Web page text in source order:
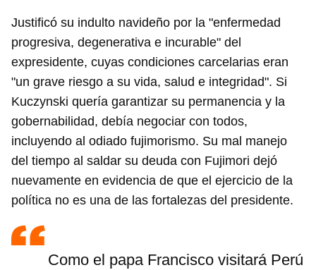
Justificó su indulto navideño por la "enfermedad
progresiva, degenerativa e incurable" del
expresidente, cuyas condiciones carcelarias eran
"un grave riesgo a su vida, salud e integridad". Si
Kuczynski quería garantizar su permanencia y la
gobernabilidad, debía negociar con todos,
incluyendo al odiado fujimorismo. Su mal manejo
del tiempo al saldar su deuda con Fujimori dejó
nuevamente en evidencia de que el ejercicio de la
política no es una de las fortalezas del presidente.
Como el papa Francisco visitará Perú